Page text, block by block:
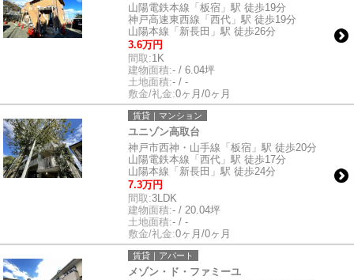
山陽電鉄本線「板宿」駅 徒歩19分
神戸高速東西線「西代」駅 徒歩19分
山陽本線「新長田」駅 徒歩26分
3.6万円
間取:1K
建物面積:- / 6.04坪
土地面積:- / -
敷金/礼金:0ヶ月/0ヶ月
賃貸｜マンション
ユニゾン高取台
神戸市西神・山手線「板宿」駅 徒歩20分
山陽電鉄本線「西代」駅 徒歩17分
山陽本線「新長田」駅 徒歩24分
7.3万円
間取:3LDK
建物面積:- / 20.04坪
土地面積:- / -
敷金/礼金:0ヶ月/0ヶ月
賃貸｜アパート
メゾン・ド・ファミーユ